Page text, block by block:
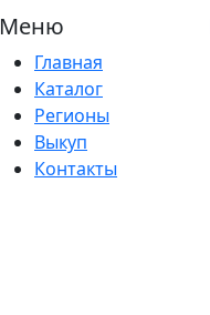
Меню
Главная
Каталог
Регионы
Выкуп
Контакты